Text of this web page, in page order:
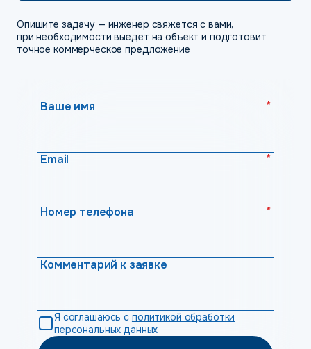
Опишите задачу — инженер свяжется с вами,
при необходимости выедет на объект и подготовит
точное коммерческое предложение
Ваше имя *
Email *
Номер телефона *
Комментарий к заявке
Я соглашаюсь с политикой обработки
персональных данных